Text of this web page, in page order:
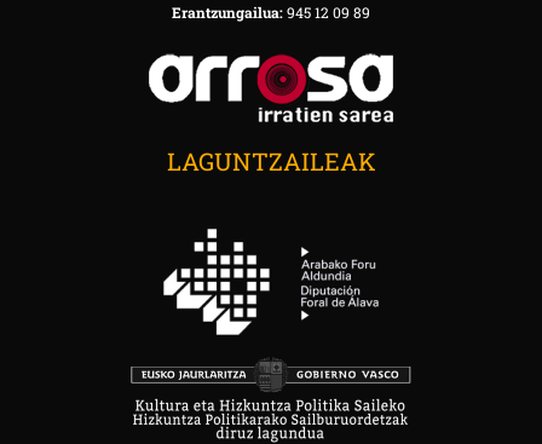
Erantzungailua:945 12 09 89
LAGUNTZAILEAK